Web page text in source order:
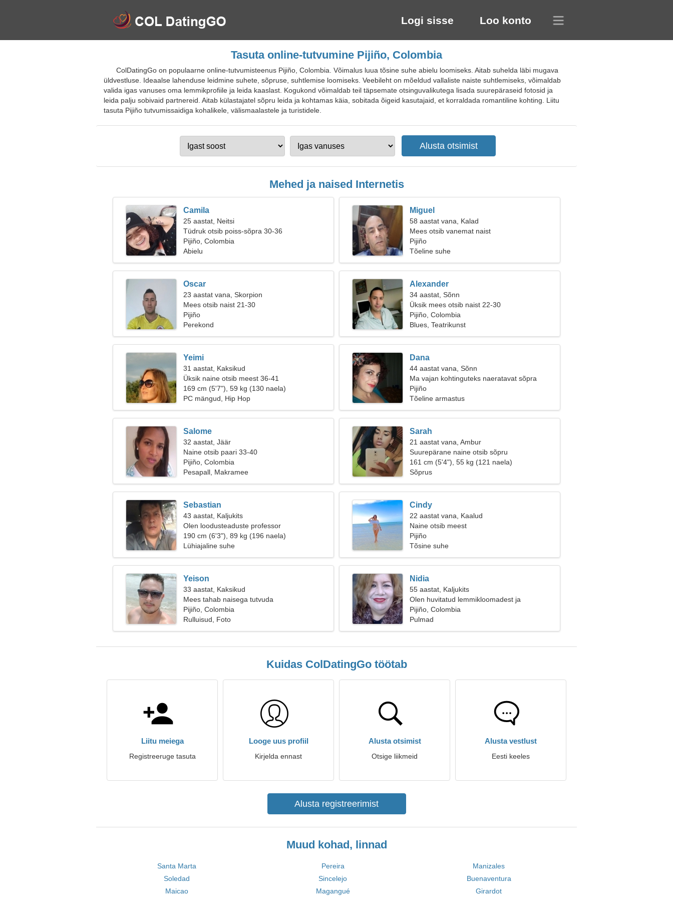
Logi sisse Loo konto
Tasuta online-tutvumine Pijiño, Colombia
ColDatingGo on populaarne online-tutvumisteenus Pijiño, Colombia. Võimalus luua tõsine suhe abielu loomiseks. Aitab suhelda läbi mugava
üldvestluse. Ideaalse lahenduse leidmine suhete, sõpruse, suhtlemise loomiseks. Veebileht on mõeldud vallaliste naiste suhtlemiseks, võimaldab
valida igas vanuses oma lemmikprofiile ja leida kaaslast. Kogukond võimaldab teil täpsemate otsinguvalikutega lisada suurepäraseid fotosid ja
leida palju sobivaid partnereid. Aitab külastajatel sõpru leida ja kohtamas käia, sobitada õigeid kasutajaid, et korraldada romantiline kohting. Liitu
tasuta Pijiño tutvumissaidiga kohalikele, välismaalastele ja turistidele.
Mehed ja naised Internetis
Camila
25 aastat, Neitsi
Tüdruk otsib poiss-sõpra 30-36
Pijiño, Colombia
Abielu
Miguel
58 aastat vana, Kalad
Mees otsib vanemat naist
Pijiño
Tõeline suhe
Oscar
23 aastat vana, Skorpion
Mees otsib naist 21-30
Pijiño
Perekond
Alexander
34 aastat, Sõnn
Üksik mees otsib naist 22-30
Pijiño, Colombia
Blues, Teatrikunst
Yeimi
31 aastat, Kaksikud
Üksik naine otsib meest 36-41
169 cm (5'7"), 59 kg (130 naela)
PC mängud, Hip Hop
Dana
44 aastat vana, Sõnn
Ma vajan kohtinguteks naeratavat sõpra
Pijiño
Tõeline armastus
Salome
32 aastat, Jäär
Naine otsib paari 33-40
Pijiño, Colombia
Pesapall, Makramee
Sarah
21 aastat vana, Ambur
Suurepärane naine otsib sõpru
161 cm (5'4"), 55 kg (121 naela)
Sõprus
Sebastian
43 aastat, Kaljukits
Olen loodusteaduste professor
190 cm (6'3"), 89 kg (196 naela)
Lühiajaline suhe
Cindy
22 aastat vana, Kaalud
Naine otsib meest
Pijiño
Tõsine suhe
Yeison
33 aastat, Kaksikud
Mees tahab naisega tutvuda
Pijiño, Colombia
Rulluisud, Foto
Nidia
55 aastat, Kaljukits
Olen huvitatud lemmikloomadest ja
ostlemisest
Pijiño, Colombia
Pulmad
Kuidas ColDatingGo töötab
Liitu meiega
Registreeruge tasuta
Looge uus profiil
Kirjelda ennast
Alusta otsimist
Otsige liikmeid
Alusta vestlust
Eesti keeles
Alusta registreerimist
Muud kohad, linnad
Santa Marta Pereira
Manizales
Soledad
Sincelejo
Buenaventura
Maicao
Magangué Girardot